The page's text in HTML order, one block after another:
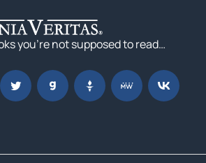
you’re not supposed to read…